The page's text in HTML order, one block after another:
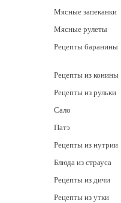
Мясные запеканки
Мясные рулеты
Рецепты баранины
Рецепты из конины
Рецепты из рульки
Сало
Патэ
Рецепты из нутрии
Блюда из страуса
Рецепты из дичи
Рецепты из утки